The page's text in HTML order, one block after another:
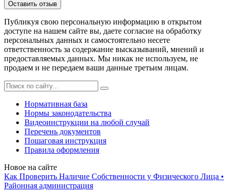
Публикуя свою персональную информацию в открытом
доступе на нашем сайте вы, даете согласие на обработку
персональных данных и самостоятельно несете
ответственность за содержание высказываний, мнений и
предоставляемых данных. Мы никак не используем, не
продаем и не передаем ваши данные третьим лицам.
Нормативная база
Нормы законодательства
Видеоинструкции на любой случай
Перечень документов
Пошаговая инструкция
Правила оформления
Новое на сайте
Как Проверить Наличие Собственности у Физического Лица •
Paйoннaя aдминиcтpaция